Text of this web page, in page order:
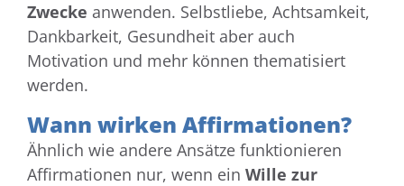
Zwecke anwenden. Selbstliebe, Achtsamkeit,
Dankbarkeit, Gesundheit aber auch
Motivation und mehr können thematisiert
werden.
Wann wirken Affirmationen?
Ähnlich wie andere Ansätze funktionieren
Affirmationen nur, wenn ein Wille zur